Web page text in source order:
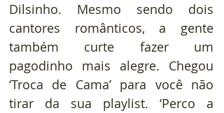
Dilsinho. Mesmo sendo dois
cantores românticos, a gente
também curte fazer um
pagodinho mais alegre. Chegou
‘Troca de Cama’ para você não
tirar da sua playlist. ‘Perco a